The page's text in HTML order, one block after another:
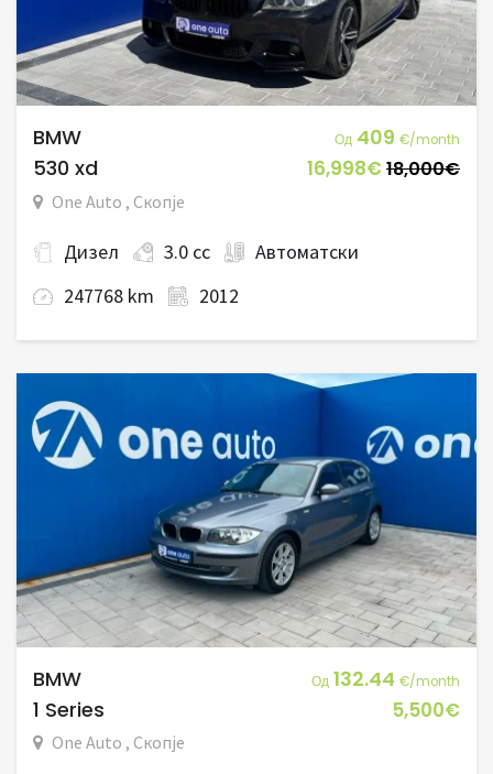
BMW Од 409 €/month
530 xd 16,998€18,000€
One Auto , Скопје
Дизел 3.0 cc
Автоматски
247768 km
2012
BMW Од 132.44 €/month
1 Series 5,500€
One Auto , Скопје